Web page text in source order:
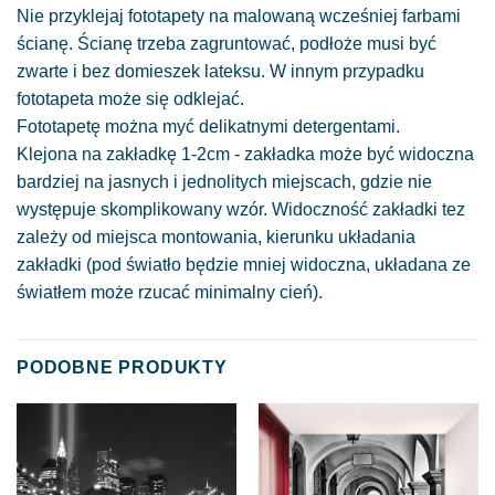
Nie przyklejaj fototapety na malowaną wcześniej farbami
ścianę. Ścianę trzeba zagruntować, podłoże musi być
zwarte i bez domieszek lateksu. W innym przypadku
fototapeta może się odklejać.
Fototapetę można myć delikatnymi detergentami.
Klejona na zakładkę 1-2cm - zakładka może być widoczna
bardziej na jasnych i jednolitych miejscach, gdzie nie
występuje skomplikowany wzór. Widoczność zakładki tez
zależy od miejsca montowania, kierunku układania
zakładki (pod światło będzie mniej widoczna, układana ze
światłem może rzucać minimalny cień).
PODOBNE PRODUKTY